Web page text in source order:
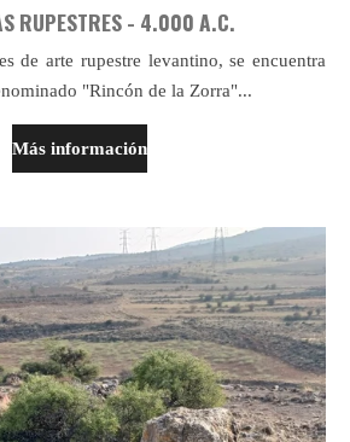
RUPESTRES - 4.000 A.C.
de arte rupestre levantino, se encuentra
"Rincón de la Zorra"...
Más información